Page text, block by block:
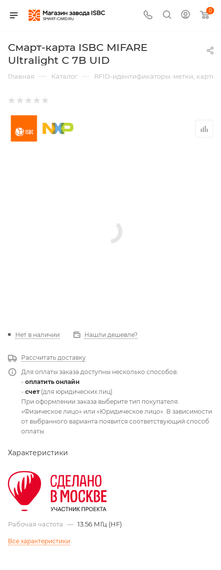
0
Смарт-карта ISBC MIFARE
Ultralight C 7B UID
Главная — Каталог — RFID-идентификаторы: метки,
Нет в наличии Нашли дешевле?
Рассчитать доставку
Для оплаты заказа доступны несколько способов:
- оплатить онлайн
- счет(для юридических лиц)
При оформлении заказа выберите тип покупателя:
«Физическое лицо» или «Юридическое лицо». В зависимости
от выбранного варианта появится соответствующий способ
оплаты.
Характеристики
Рабочая частота — 13.56 МГц (HF)
Все характеристики